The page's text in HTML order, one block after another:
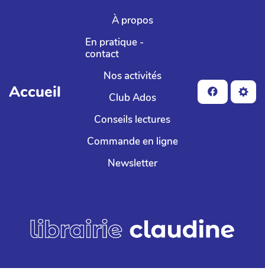
Aller au contenu principal
Accueil
À propos
En pratique -
contact
Nos activités
Club Ados
Conseils lectures
Commande en ligne
Newsletter